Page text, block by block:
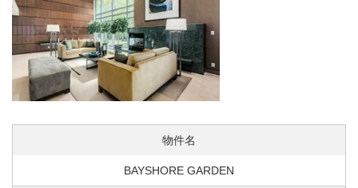
物件名
BAYSHORE GARDEN